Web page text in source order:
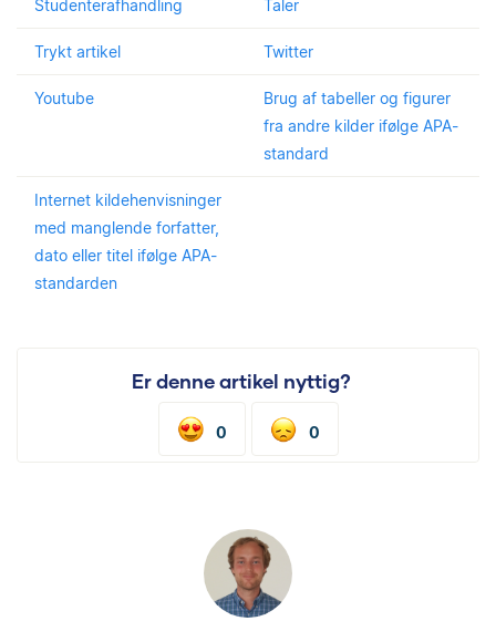
Studenterafhandling Taler
Trykt artikel Twitter
Youtube
Brug af tabeller og figurer
fra andre kilder ifølge APA-
standard
Internet kildehenvisninger
med manglende forfatter,
dato eller titel ifølge APA-
standarden
Er denne artikel nyttig?
0 0